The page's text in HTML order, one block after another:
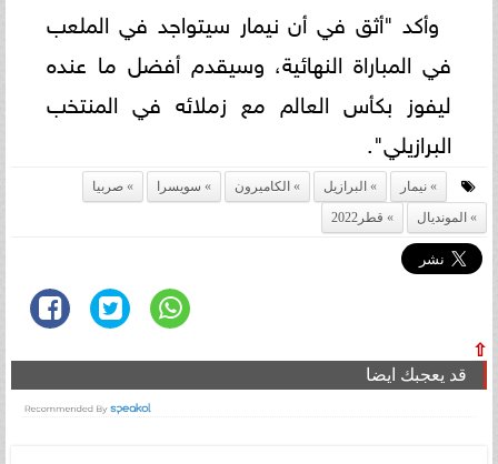
وأكد "أثق في أن نيمار سيتواجد في الملعب
في المباراة النهائية، وسيقدم أفضل ما عنده
ليفوز بكأس العالم مع زملائه في المنتخب
البرازيلي".
نيمار البرازيل الكاميرون سويسرا
صربيا
المونديال
قطر2022
⇧
قد يعجبك ايضا